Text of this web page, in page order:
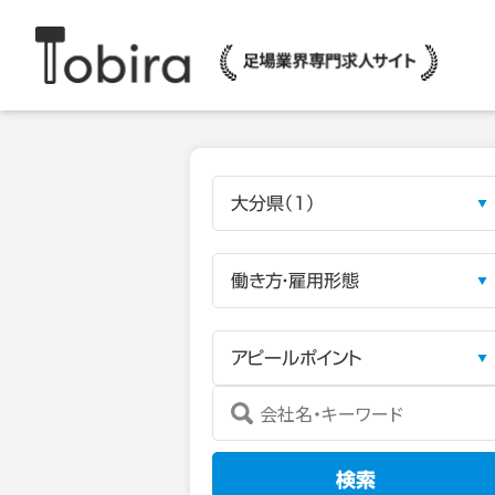
大分県（1）
働き方・雇用形態
アピールポイント
検索